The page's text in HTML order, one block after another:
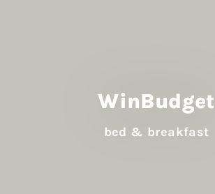
WinBudget
bed & breakfast